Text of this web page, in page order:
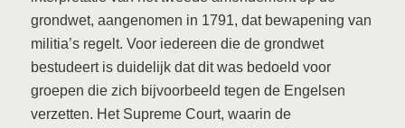
grondwet, aangenomen in 1791, dat bewapening van
militia’s regelt. Voor iedereen die de grondwet
bestudeert is duidelijk dat dit was bedoeld voor
groepen die zich bijvoorbeeld tegen de Engelsen
verzetten. Het Supreme Court, waarin de